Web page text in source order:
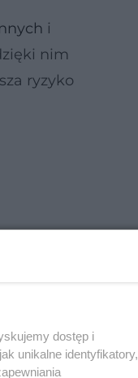
i
nim
ryzyko
dostęp i
unikalne identyfikatory,